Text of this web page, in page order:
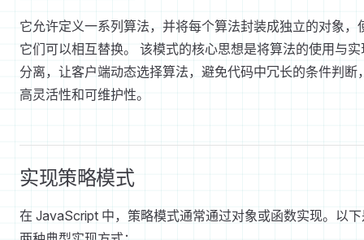
它允许定义一系列算法，并将每个算法封装成独立的对象，
它们可以相互替换。 该模式的核心思想是将算法的使用与实
分离，让客户端动态选择算法，避免代码中冗长的条件判断
高灵活性和可维护性。
实现策略模式
在 JavaScript 中，策略模式通常通过对象或函数实现。以